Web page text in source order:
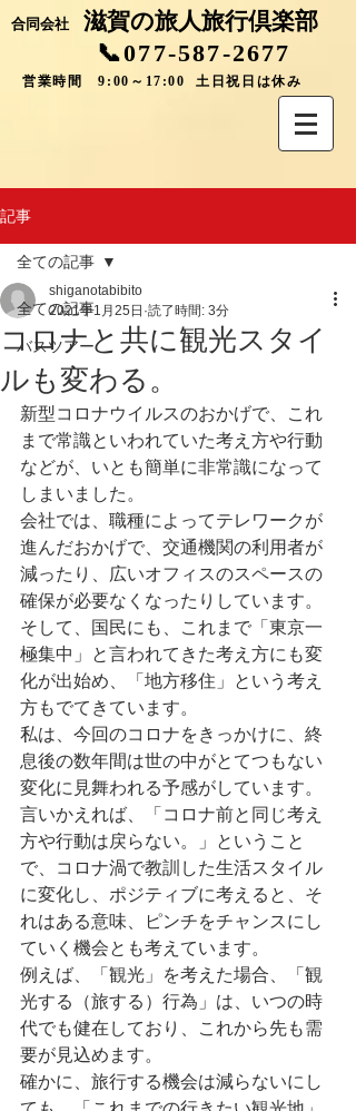
合同会社 滋賀の旅人旅行倶楽部
📞077-587-2677
営業時間 9:00～17:00 土日祝日は休み
記事
全ての記事
バスツアー
全ての記事
コロナと共に観光スタイ
ルも変わる。
shiganotabibito
2021年1月25日 読了時間: 3分
新型コロナウイルスのおかげで、これ
まで常識といわれていた考え方や行動
などが、いとも簡単に非常識になって
しまいました。
会社では、職種によってテレワークが
進んだおかげで、交通機関の利用者が
減ったり、広いオフィスのスペースの
確保が必要なくなったりしています。
そして、国民にも、これまで「東京一
極集中」と言われてきた考え方にも変
化が出始め、「地方移住」という考え
方もでてきています。
私は、今回のコロナをきっかけに、終
息後の数年間は世の中がとてつもない
変化に見舞われる予感がしています。
言いかえれば、「コロナ前と同じ考え
方や行動は戻らない。」ということ
で、コロナ渦で教訓した生活スタイル
に変化し、ポジティブに考えると、そ
れはある意味、ピンチをチャンスにし
ていく機会とも考えています。
例えば、「観光」を考えた場合、「観
光する（旅する）行為」は、いつの時
代でも健在しており、これから先も需
要が見込めます。
確かに、旅行する機会は減らないにし